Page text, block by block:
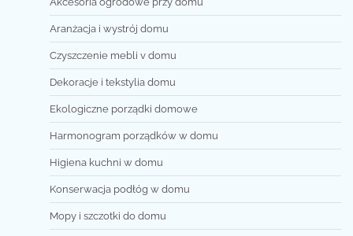
Aranżacja i wystrój domu
Czyszczenie mebli v domu
Dekoracje i tekstylia domu
Ekologiczne porządki domowe
Harmonogram porządków w domu
Higiena kuchni w domu
Konserwacja podłóg w domu
Mopy i szczotki do domu